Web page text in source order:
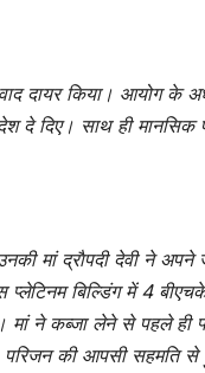
दायर किया। आयोग के
दे दिए। साथ ही मानसिक
मां द्राैपदी देवी ने अपने
बिल्डिंग में 4
मां ने कब्जा लेने से पहले ही
की आपसी सहमति से